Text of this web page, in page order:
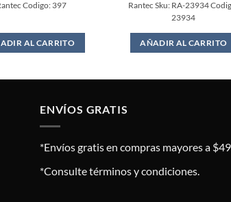
Codigo: 397
AL CARRITO
Rantec Sku: RA-23934
23934
AÑADIR AL CARRITO
ENVÍOS GRATIS
*Envíos gratis en compras mayores a
*Consulte términos y condiciones.